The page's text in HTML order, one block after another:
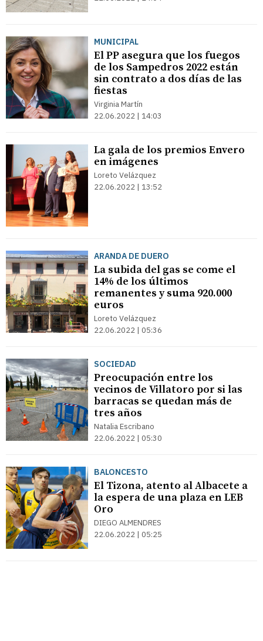
MUNICIPAL
El PP asegura que los fuegos
de los Sampedros 2022 están
sin contrato a dos días de las
fiestas
Virginia Martín
22.06.2022 | 14:03
La gala de los premios Envero
en imágenes
Loreto Velázquez
22.06.2022 | 13:52
ARANDA DE DUERO
La subida del gas se come el
14% de los últimos
remanentes y suma 920.000
euros
Loreto Velázquez
22.06.2022 | 05:36
SOCIEDAD
Preocupación entre los
vecinos de Villatoro por si las
barracas se quedan más de
tres años
Natalia Escribano
22.06.2022 | 05:30
BALONCESTO
El Tizona, atento al Albacete a
la espera de una plaza en LEB
Oro
DIEGO ALMENDRES
22.06.2022 | 05:25